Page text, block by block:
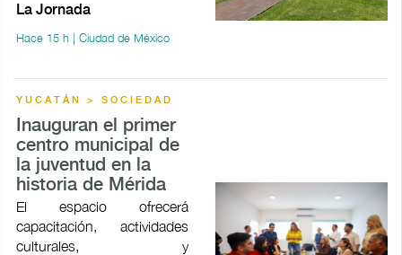
La Jornada
Hace 15 h | Ciudad de México
YUCATÁN > SOCIEDAD
Inauguran el primer
centro municipal de
la juventud en la
historia de Mérida
El espacio ofrecerá
capacitación, actividades
culturales, y